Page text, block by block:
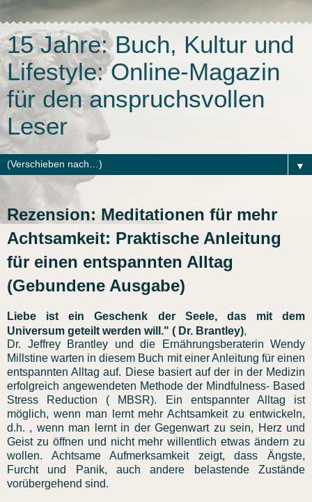
15 Jahre: Buch, Kultur und
Lifestyle: Online-Magazin
für den anspruchsvollen
Leser
▼
Rezension: Meditationen für mehr
Achtsamkeit: Praktische Anleitung
für einen entspannten Alltag
(Gebundene Ausgabe)
Liebe ist ein Geschenk der Seele, das mit dem
Universum geteilt werden will." ( Dr. Brantley),
Dr. Jeffrey Brantley und die Ernährungsberaterin Wendy
Millstine warten in diesem Buch mit einer Anleitung für einen
entspannten Alltag auf. Diese basiert auf der in der Medizin
erfolgreich angewendeten Methode der Mindfulness- Based
Stress Reduction ( MBSR). Ein entspannter Alltag ist
möglich, wenn man lernt mehr Achtsamkeit zu entwickeln,
d.h. , wenn man lernt in der Gegenwart zu sein, Herz und
Geist zu öffnen und nicht mehr willentlich etwas ändern zu
wollen. Achtsame Aufmerksamkeit zeigt, dass Ängste,
Furcht und Panik, auch andere belastende Zustände
vorübergehend sind.